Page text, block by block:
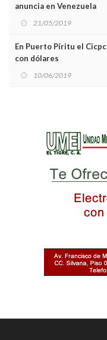
anuncia en Venezuela
21/05/2019
En Puerto Píritu el
con dólares
10/06/2019